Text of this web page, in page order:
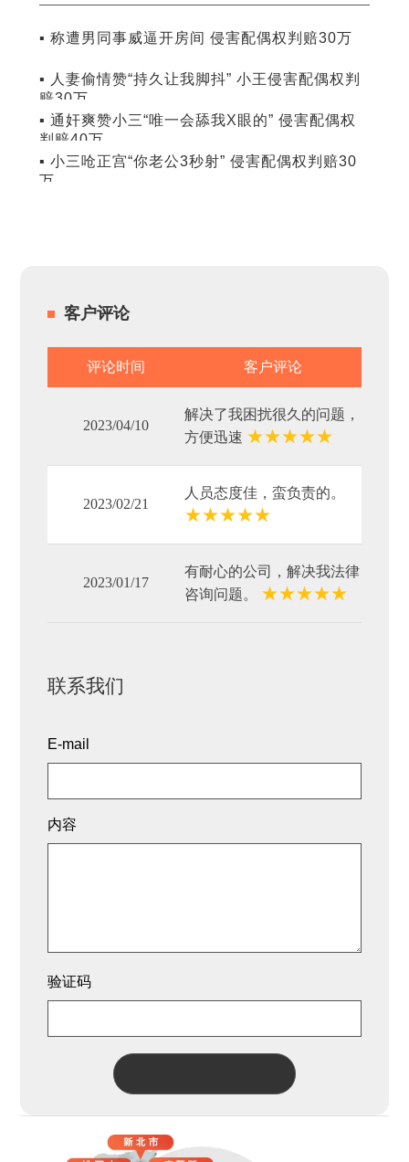
▪ 称遭男同事威逼开房间 侵害配偶权判赔30万
▪ 人妻偷情赞“持久让我脚抖” 小王侵害配偶权判
赔30万
▪ 通奸爽赞小三“唯一会舔我X眼的” 侵害配偶权
判赔40万
▪ 小三呛正宫“你老公3秒射” 侵害配偶权判赔30
万
客户评论
评论时间 客户评论
2023/04/10
解决了我困扰很久的问题，
方便迅速 ★★★★★
2023/02/21
人员态度佳，蛮负责的。
★★★★★
2023/01/17
有耐心的公司，解决我法律
咨询问题。 ★★★★★
联系我们
E-mail
内容
验证码